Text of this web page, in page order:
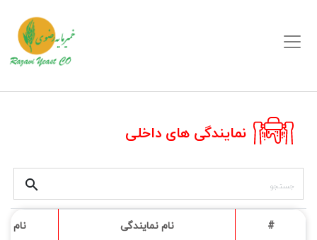
نمایندگی های داخلی
search
# نام نمایندگی نام